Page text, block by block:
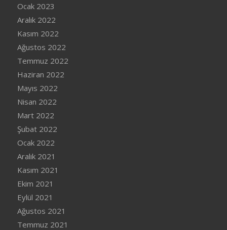
Ocak 2023
Aralık 2022
Kasım 2022
Ağustos 2022
Temmuz 2022
Haziran 2022
Mayıs 2022
Nisan 2022
Mart 2022
Şubat 2022
Ocak 2022
Aralık 2021
Kasım 2021
Ekim 2021
Eylül 2021
Ağustos 2021
Temmuz 2021